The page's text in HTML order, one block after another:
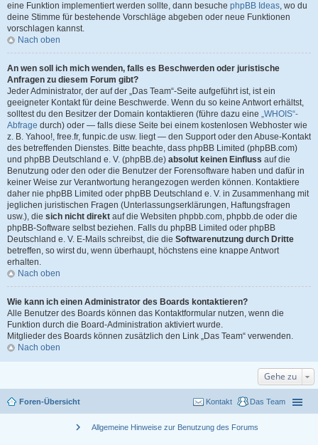
eine Funktion implementiert werden sollte, dann besuche phpBB Ideas, wo du
deine Stimme für bestehende Vorschläge abgeben oder neue Funktionen
vorschlagen kannst.
Nach oben
An wen soll ich mich wenden, falls es Beschwerden oder juristische
Anfragen zu diesem Forum gibt?
Jeder Administrator, der auf der „Das Team“-Seite aufgeführt ist, ist ein
geeigneter Kontakt für deine Beschwerde. Wenn du so keine Antwort erhältst,
solltest du den Besitzer der Domain kontaktieren (führe dazu eine „WHOIS“-
Abfrage durch) oder — falls diese Seite bei einem kostenlosen Webhoster wie
z. B. Yahoo!, free.fr, funpic.de usw. liegt — den Support oder den Abuse-Kontakt
des betreffenden Dienstes. Bitte beachte, dass phpBB Limited (phpBB.com)
und phpBB Deutschland e. V. (phpBB.de) absolut keinen Einfluss auf die
Benutzung oder den oder die Benutzer der Forensoftware haben und dafür in
keiner Weise zur Verantwortung herangezogen werden können. Kontaktiere
daher nie phpBB Limited oder phpBB Deutschland e. V. in Zusammenhang mit
jeglichen juristischen Fragen (Unterlassungserklärungen, Haftungsfragen
usw.), die sich nicht direkt auf die Websiten phpbb.com, phpbb.de oder die
phpBB-Software selbst beziehen. Falls du phpBB Limited oder phpBB
Deutschland e. V. E-Mails schreibst, die die Softwarenutzung durch Dritte
betreffen, so wirst du, wenn überhaupt, höchstens eine knappe Antwort
erhalten.
Nach oben
Wie kann ich einen Administrator des Boards kontaktieren?
Alle Benutzer des Boards können das Kontaktformular nutzen, wenn die
Funktion durch die Board-Administration aktiviert wurde.
Mitglieder des Boards können zusätzlich den Link „Das Team“ verwenden.
Nach oben
Gehe zu
Foren-Übersicht Das Team
Kontakt
chevron_right Allgemeine Hinweise zur Benutzung des Forums